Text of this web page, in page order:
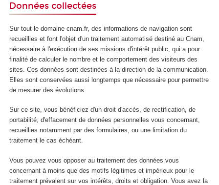
Données collectées
Sur tout le domaine cnam.fr, des informations de navigation sont
recueillies et font l'objet d'un traitement automatisé destiné au Cnam,
nécessaire à l'exécution de ses missions d'intérêt public, qui a pour
finalité de calculer le nombre et le comportement des visiteurs des
sites. Ces données sont destinées à la direction de la communication.
Elles sont conservées aussi longtemps que nécessaire pour permettre
de mesurer des évolutions.
Sur ce site, vous bénéficiez d'un droit d'accès, de rectification, de
portabilité, d'effacement de données personnelles vous concernant,
recueillies notamment par des formulaires, ou une limitation du
traitement le cas échéant.
Vous pouvez vous opposer au traitement des données vous
concernant à moins que des motifs légitimes et impérieux pour le
traitement prévalent sur vos intérêts, droits et obligation. Vous avez la